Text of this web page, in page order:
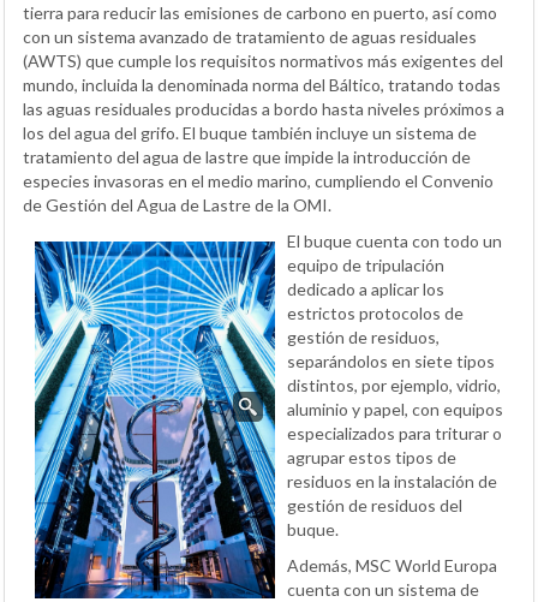
tierra para reducir las emisiones de carbono en puerto, así como
con un sistema avanzado de tratamiento de aguas residuales
(AWTS) que cumple los requisitos normativos más exigentes del
mundo, incluida la denominada norma del Báltico, tratando todas
las aguas residuales producidas a bordo hasta niveles próximos a
los del agua del grifo. El buque también incluye un sistema de
tratamiento del agua de lastre que impide la introducción de
especies invasoras en el medio marino, cumpliendo el Convenio
de Gestión del Agua de Lastre de la OMI.
El buque cuenta con todo un
equipo de tripulación
dedicado a aplicar los
estrictos protocolos de
gestión de residuos,
separándolos en siete tipos
distintos, por ejemplo, vidrio,
aluminio y papel, con equipos
especializados para triturar o
agrupar estos tipos de
residuos en la instalación de
gestión de residuos del
buque.
Además, MSC World Europa
cuenta con un sistema de